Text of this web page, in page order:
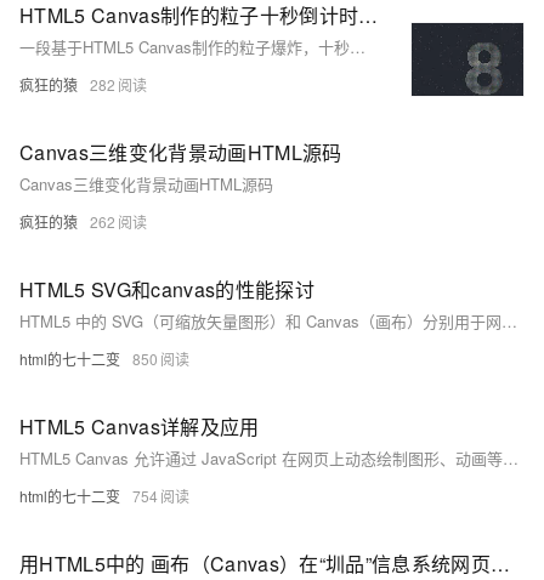
HTML5 Canvas制作的粒子十秒倒计时源码
一段基于HTML5 Canvas制作的粒子爆炸，十秒数字倒计时，全屏倒计时动画效果，给人一种非常大气的视觉感
疯狂的猿 282
Canvas三维变化背景动画HTML源码
Canvas三维变化背景动画HTML源码
疯狂的猿 262
HTML5 SVG和canvas的性能探讨
HTML5 中的 SVG（可缩放矢量图形）和 Canvas（画布）分别用于网页图形绘制。SVG 基于矢量图形，使用 XML 描述，适合静态或少量动态内容（如图标、图表），易于编辑且保持高分辨率；Canvas 则基于位图，通过 JavaScript 绘制，更适合快速更新大量图形的场景（如游戏、动态动画），但在复杂图形计算时可能遇到性能瓶颈。总体而言，SVG 适用于静态和少量动态内容，而 Canvas 更适合高频率更新和性能要求高的场景。
html的七十二变 850
HTML5 Canvas详解及应用
HTML5 Canvas 允许通过 JavaScript 在网页上动态绘制图形、动画等视觉内容。首先在 HTML 中定义 `&lt;canvas&gt;` 元素，并通过 JavaScript 获取画布上下文进行绘制。常见方法包括绘制矩形、路径、圆形和文本，以及处理图像和创建动画效果。适用于游戏开发、数据可视化、图像编辑和动态图形展示等多种应用场景。需要注意性能优化、无状态绘制及自行处理事件等问题。
html的七十二变 754
用HTML5中的 画布（Canvas）在“圳品”信息系统网页上绘制显示饼图